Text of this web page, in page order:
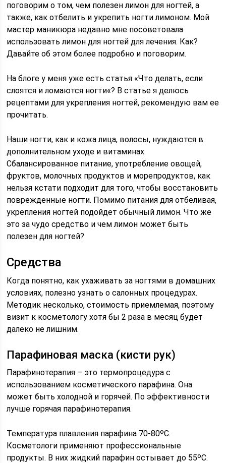
поговорим о том, чем полезен лимон для ногтей, а
также, как отбелить и укрепить ногти лимоном. Мой
мастер маникюра недавно мне посоветовала
использовать лимон для ногтей для лечения. Как?
Давайте об этом более подробно и поговорим.
На блоге у меня уже есть статья «Что делать, если
слоятся и ломаются ногти«? В статье я делюсь
рецептами для укрепления ногтей, рекомендую вам ее
прочитать.
Наши ногти, как и кожа лица, волосы, нуждаются в
дополнительном уходе и витаминах.
Сбалансированное питание, употребление овощей,
фруктов, молочных продуктов и морепродуктов, как
нельзя кстати подходит для того, чтобы восстановить
поврежденные ногти. Помимо питания для отбеливая,
укрепления ногтей подойдет обычный лимон. Что же
это за чудо средство и чем лимон может быть
полезен для ногтей?
Средства
Когда понятно, как ухаживать за ногтями в домашних
условиях, полезно узнать о салонных процедурах.
Методик несколько, стоимость приемлемая, поэтому
визит к косметологу хотя бы 2 раза в месяц будет
далеко не лишним.
Парафиновая маска (кисти рук)
Парафинотерапия – это термопроцедура с
использованием косметического парафина. Она
может быть холодной и горячей. По эффективности
лучше горячая парафинотерапия.
Температура плавления парафина 70-80ᵒС.
Косметологи применяют профессиональные
продукты. В них жидкий парафин остывает до 55ᵒС.